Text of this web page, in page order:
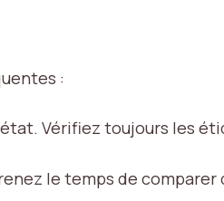
:
Vérifiez toujours les
le temps de